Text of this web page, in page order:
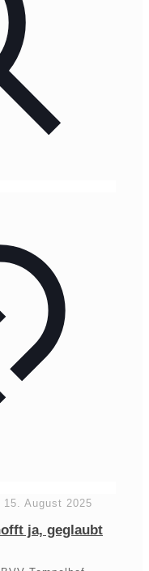
15. August 2025
ja, geglaubt